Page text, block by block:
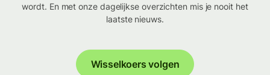
wordt. En met onze dagelijkse overzichten mis je nooit het
laatste nieuws.
Wisselkoers volgen